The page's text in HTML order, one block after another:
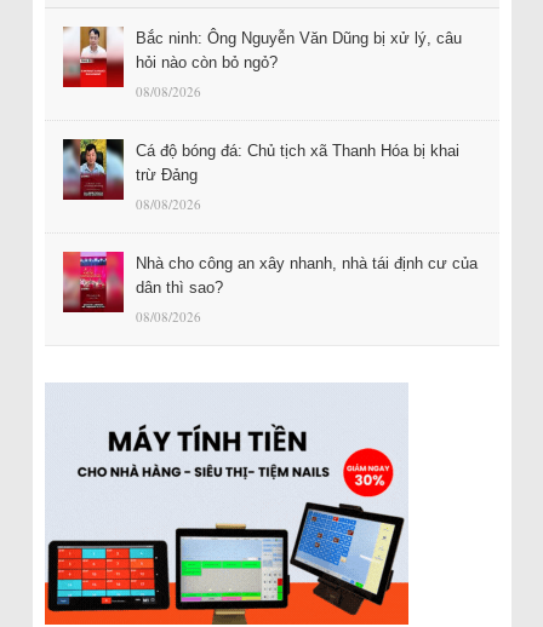
Bắc ninh: Ông Nguyễn Văn Dũng bị xử lý, câu
hỏi nào còn bỏ ngỏ?
08/08/2026
Cá độ bóng đá: Chủ tịch xã Thanh Hóa bị khai
trừ Đảng
08/08/2026
Nhà cho công an xây nhanh, nhà tái định cư của
dân thì sao?
08/08/2026